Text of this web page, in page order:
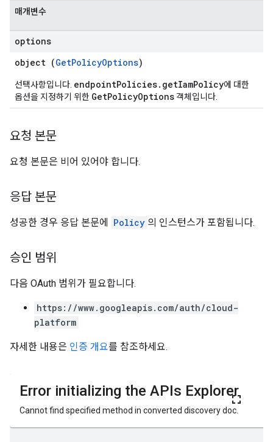
매개변수
options
object (GetPolicyOptions)
선택사항입니다. endpointPolicies.getIamPolicy에 대한
옵션을 지정하기 위한 GetPolicyOptions 객체입니다.
요청 본문
요청 본문은 비어 있어야 합니다.
응답 본문
성공한 경우 응답 본문에 Policy 의 인스턴스가 포함됩니다.
승인 범위
다음 OAuth 범위가 필요합니다.
https://www.googleapis.com/auth/cloud-
platform
자세한 내용은 인증 개요를 참조하세요.